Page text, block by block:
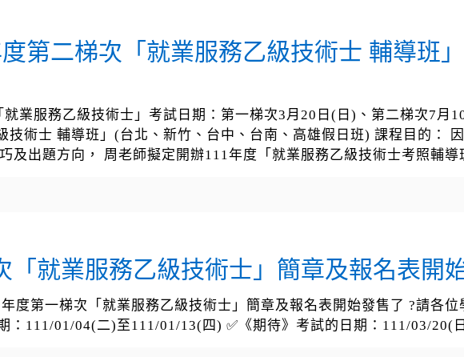
第二梯次「就業服務乙級技術士 輔導班
就業服務乙級技術士」考試日期：第一梯次3月20日(日)、第二梯次7
技術士 輔導班」(台北、新竹、台中、台南、高雄假日班) 課程目的：
及出題方向， 周老師擬定開辦111年度「就業服務乙級技術士考照輔導
「就業服務乙級技術士」簡章及報名表開
度第一梯次「就業服務乙級技術士」簡章及報名表開始發售了 ?請各
：111/01/04(二)至111/01/13(四) ✅《期待》考試的日期：111/03/20(